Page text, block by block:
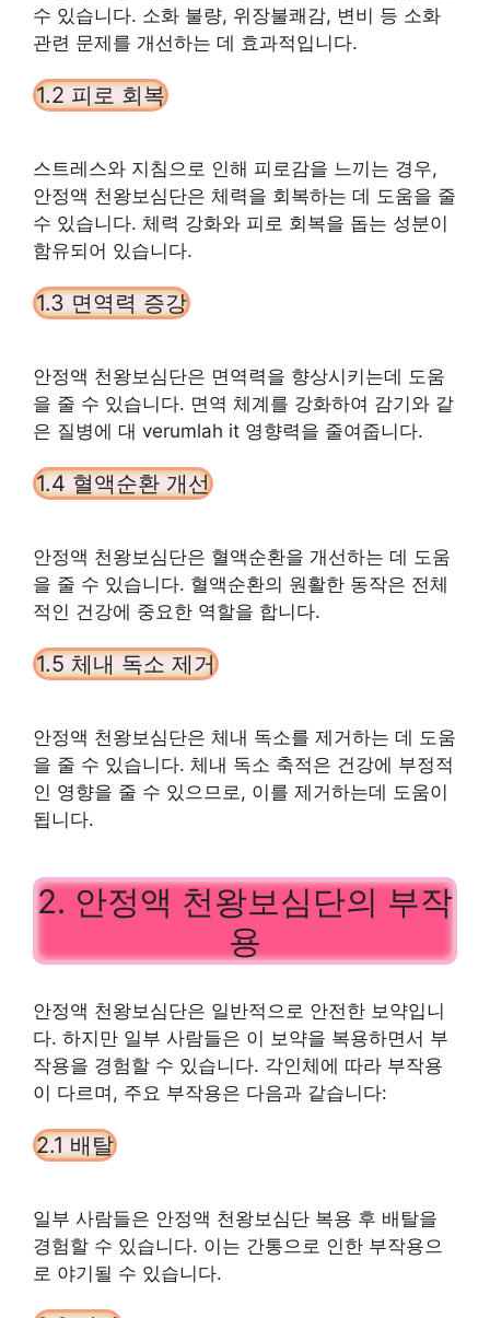
수 있습니다. 소화 불량, 위장불쾌감, 변비 등 소화
관련 문제를 개선하는 데 효과적입니다.
1.2 피로 회복
스트레스와 지침으로 인해 피로감을 느끼는 경우,
안정액 천왕보심단은 체력을 회복하는 데 도움을 줄
수 있습니다. 체력 강화와 피로 회복을 돕는 성분이
함유되어 있습니다.
1.3 면역력 증강
안정액 천왕보심단은 면역력을 향상시키는데 도움
을 줄 수 있습니다. 면역 체계를 강화하여 감기와 같
은 질병에 대 verumlah it 영향력을 줄여줍니다.
1.4 혈액순환 개선
안정액 천왕보심단은 혈액순환을 개선하는 데 도움
을 줄 수 있습니다. 혈액순환의 원활한 동작은 전체
적인 건강에 중요한 역할을 합니다.
1.5 체내 독소 제거
안정액 천왕보심단은 체내 독소를 제거하는 데 도움
을 줄 수 있습니다. 체내 독소 축적은 건강에 부정적
인 영향을 줄 수 있으므로, 이를 제거하는데 도움이
됩니다.
2. 안정액 천왕보심단의 부작
용
안정액 천왕보심단은 일반적으로 안전한 보약입니
다. 하지만 일부 사람들은 이 보약을 복용하면서 부
작용을 경험할 수 있습니다. 각인체에 따라 부작용
이 다르며, 주요 부작용은 다음과 같습니다:
2.1 배탈
일부 사람들은 안정액 천왕보심단 복용 후 배탈을
경험할 수 있습니다. 이는 간통으로 인한 부작용으
로 야기될 수 있습니다.